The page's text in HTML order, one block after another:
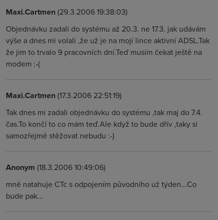
Maxi.Cartmen(29.3.2006 19:38:03)
Objednávku zadali do systému až 20.3. ne 17.3. jak udávám
výše a dnes mi volali ,že už je na mojí lince aktivní ADSL.Tak
že jim to trvalo 9 pracovních dní.Teď musím čekat ještě na
modem :-(
Maxi.Cartmen(17.3.2006 22:51:19)
Tak dnes mi zadali objednávku do systému ,tak maj do 7.4.
čas.To končí to co mám teď.Ale když to bude dřív ,taky si
samozřejmě stěžovat nebudu :-)
Anonym (18.3.2006 10:49:06)
mně natahuje CTc s odpojením původního už týden...Co
bude pak...